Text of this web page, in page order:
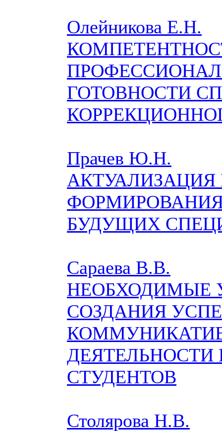
Олейникова Е.Н.
ГОТОВНОСТИ
Прачев Ю.Н.
БУДУЩИХ
Сараева В.В.
НЕОБХОДИМЫЕ
СОЗДАНИЯ
ДЕЯТЕЛЬНОСТИ
СТУДЕНТОВ
Столярова Н.В.